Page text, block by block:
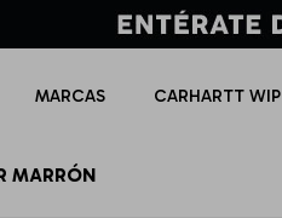
MARCAS CARHARTT WIP
MARRÓN